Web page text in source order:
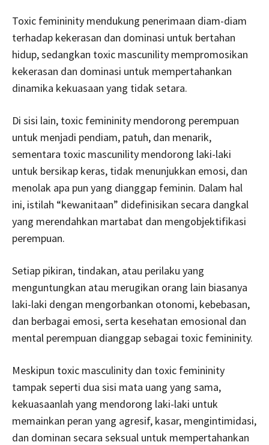
Toxic femininity mendukung penerimaan diam-diam
terhadap kekerasan dan dominasi untuk bertahan
hidup, sedangkan toxic mascunility mempromosikan
kekerasan dan dominasi untuk mempertahankan
dinamika kekuasaan yang tidak setara.
Di sisi lain, toxic femininity mendorong perempuan
untuk menjadi pendiam, patuh, dan menarik,
sementara toxic mascunility mendorong laki-laki
untuk bersikap keras, tidak menunjukkan emosi, dan
menolak apa pun yang dianggap feminin. Dalam hal
ini, istilah “kewanitaan” didefinisikan secara dangkal
yang merendahkan martabat dan mengobjektifikasi
perempuan.
Setiap pikiran, tindakan, atau perilaku yang
menguntungkan atau merugikan orang lain biasanya
laki-laki dengan mengorbankan otonomi, kebebasan,
dan berbagai emosi, serta kesehatan emosional dan
mental perempuan dianggap sebagai toxic femininity.
Meskipun toxic masculinity dan toxic femininity
tampak seperti dua sisi mata uang yang sama,
kekuasaanlah yang mendorong laki-laki untuk
memainkan peran yang agresif, kasar, mengintimidasi,
dan dominan secara seksual untuk mempertahankan